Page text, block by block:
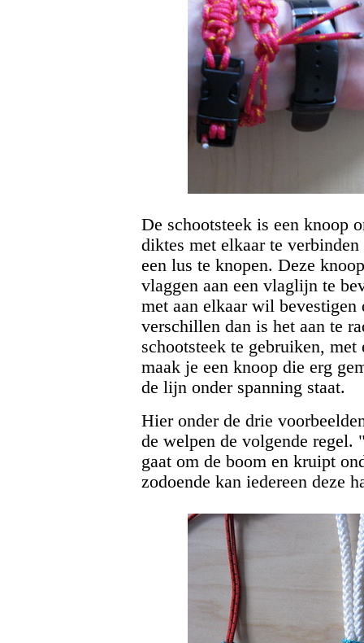
De schootsteek is een knoop
diktes met elkaar te
een lus te knopen. Deze
vlaggen aan een vlaglijn te
met aan elkaar wil
verschillen dan is het aan te
schootsteek te gebruiken, met
maak je een knoop die erg
de lijn onder spanning staat.
Hier onder de drie
de welpen de volgende
gaat om de boom en kruipt
zodoende kan iedereen deze